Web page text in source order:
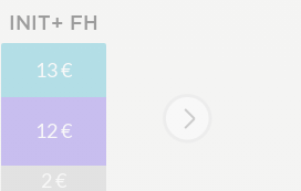
INIT+ FH
13 €
12 €